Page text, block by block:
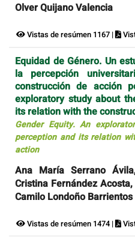
Olver Quijano Valencia
Vistas de resúmen 1167 |
Equidad de Género. Un
la percepción
construcción de acción
exploratory study about
its relation with the
Gender Equity. An
perception and its relation
action
Ana María Serrano
Cristina Fernández
Camilo Londoño Barrientos
Vistas de resúmen 1474 |